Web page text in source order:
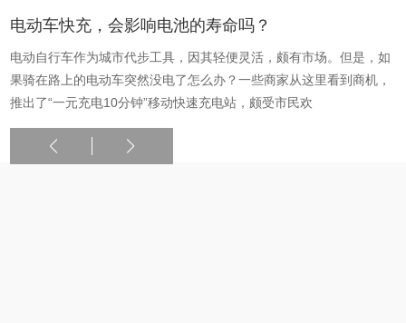
电动车快充，会影响电池的寿命吗？
电动自行车作为城市代步工具，因其轻便灵活，颇有市场。但是，如
果骑在路上的电动车突然没电了怎么办？一些商家从这里看到商机，
推出了“一元充电10分钟”移动快速充电站，颇受市民欢